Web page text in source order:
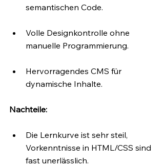
semantischen Code.
Volle Designkontrolle ohne
manuelle Programmierung.
Hervorragendes CMS für
dynamische Inhalte.
Nachteile:
Die Lernkurve ist sehr steil,
Vorkenntnisse in HTML/CSS sind
fast unerlässlich.